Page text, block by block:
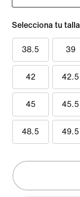
Selecciona tu talla
38.5 39
42 42.5
45 45.5
48.5 49.5